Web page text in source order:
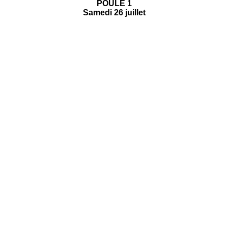
POULE 1
Samedi 26 juillet